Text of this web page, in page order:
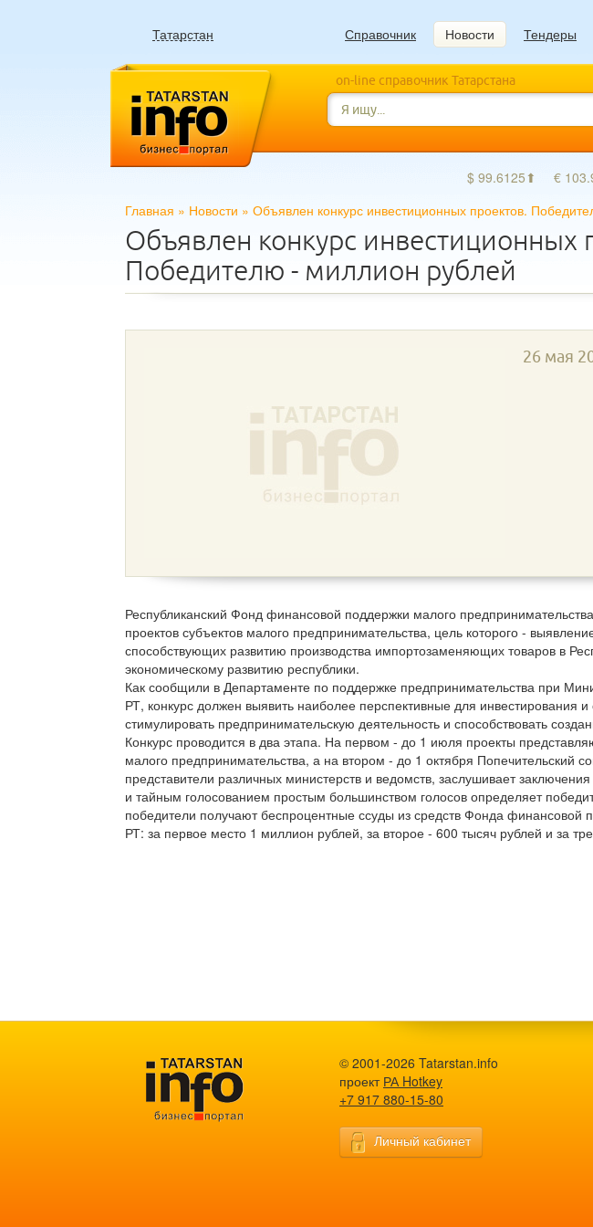
Татарстан Справочник Новости Тендеры
on-line справочник Татарстана
$ 99.6125⬆ €
Главная » Новости » Объявлен конкурс инвестиционных проектов.
Объявлен конкурс инвестиционных
Победителю - миллион рублей
26 мая
Республиканский Фонд финансовой поддержки малого
проектов субъектов малого предпринимательства, цель которого -
способствующих развитию производства импортозаменяющих товаров в
экономическому развитию республики.
Как сообщили в Департаменте по поддержке предпринимательства при
РТ, конкурс должен выявить наиболее перспективные для инвестирования
стимулировать предпринимательскую деятельность и способствовать
Конкурс проводится в два этапа. На первом - до 1 июля проекты
малого предпринимательства, а на втором - до 1 октября Попечительский
представители различных министерств и ведомств, заслушивает
и тайным голосованием простым большинством голосов определяет
победители получают беспроцентные ссуды из средств Фонда финансовой
РТ: за первое место 1 миллион рублей, за второе - 600 тысяч рублей и за
© 2001-2026 Tatarstan.info
проект РА Hotkey
+7 917 880-15-80
Личный кабинет